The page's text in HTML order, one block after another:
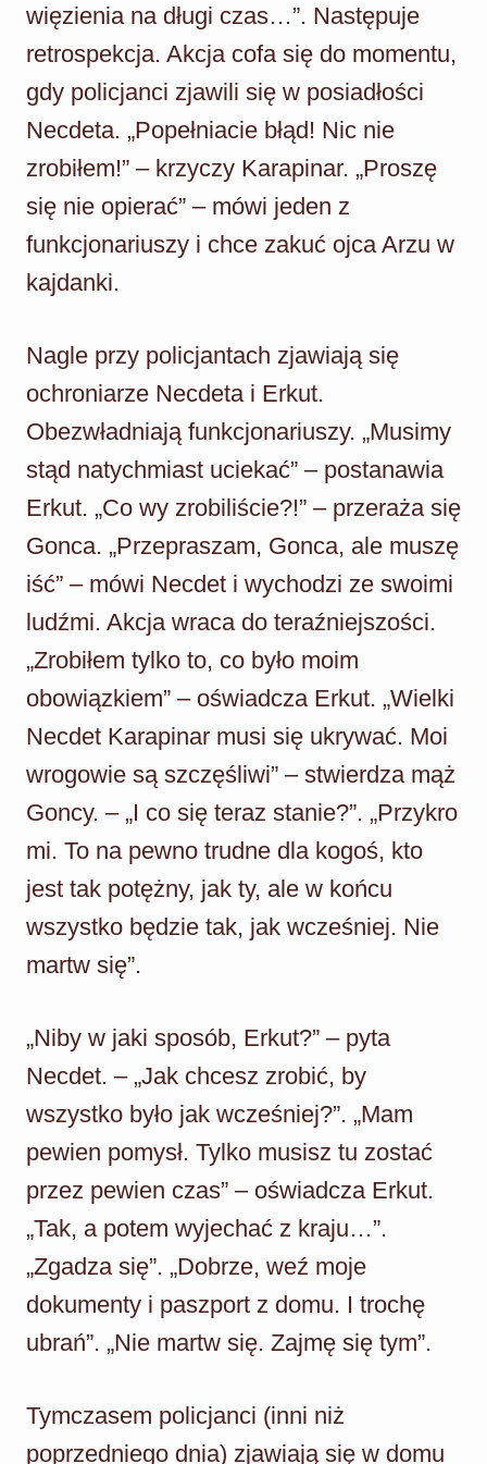
więzienia na długi czas…”. Następuje
retrospekcja. Akcja cofa się do momentu,
gdy policjanci zjawili się w posiadłości
Necdeta. „Popełniacie błąd! Nic nie
zrobiłem!” – krzyczy Karapinar. „Proszę
się nie opierać” – mówi jeden z
funkcjonariuszy i chce zakuć ojca Arzu w
kajdanki.
Nagle przy policjantach zjawiają się
ochroniarze Necdeta i Erkut.
Obezwładniają funkcjonariuszy. „Musimy
stąd natychmiast uciekać” – postanawia
Erkut. „Co wy zrobiliście?!” – przeraża się
Gonca. „Przepraszam, Gonca, ale muszę
iść” – mówi Necdet i wychodzi ze swoimi
ludźmi. Akcja wraca do teraźniejszości.
„Zrobiłem tylko to, co było moim
obowiązkiem” – oświadcza Erkut. „Wielki
Necdet Karapinar musi się ukrywać. Moi
wrogowie są szczęśliwi” – stwierdza mąż
Goncy. – „I co się teraz stanie?”. „Przykro
mi. To na pewno trudne dla kogoś, kto
jest tak potężny, jak ty, ale w końcu
wszystko będzie tak, jak wcześniej. Nie
martw się”.
„Niby w jaki sposób, Erkut?” – pyta
Necdet. – „Jak chcesz zrobić, by
wszystko było jak wcześniej?”. „Mam
pewien pomysł. Tylko musisz tu zostać
przez pewien czas” – oświadcza Erkut.
„Tak, a potem wyjechać z kraju…”.
„Zgadza się”. „Dobrze, weź moje
dokumenty i paszport z domu. I trochę
ubrań”. „Nie martw się. Zajmę się tym”.
Tymczasem policjanci (inni niż
poprzedniego dnia) zjawiają się w domu